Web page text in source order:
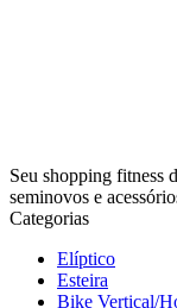
Seu shopping fitness
seminovos e
Categorias
Elíptico
Esteira
Bike Vertical/